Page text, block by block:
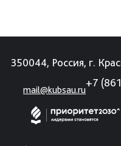
350044, Россия, г.
mail@kubsau.ru
+7